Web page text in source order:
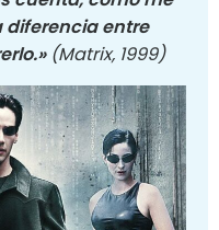
diferencia entre
(Matrix, 1999)